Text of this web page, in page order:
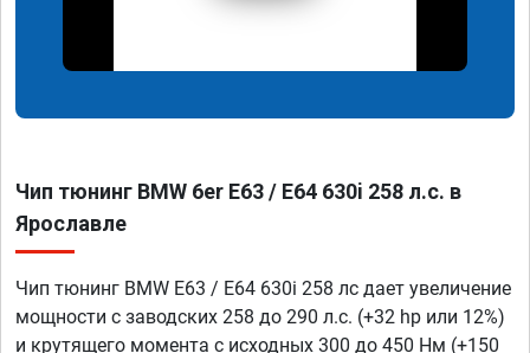
Чип тюнинг BMW 6er E63 / E64 630i 258 л.с. в
Ярославле
Чип тюнинг BMW E63 / E64 630i 258 лс дает увеличение
мощности с заводских 258 до 290 л.с. (+32 hp или 12%)
и крутящего момента с исходных 300 до 450 Нм (+150